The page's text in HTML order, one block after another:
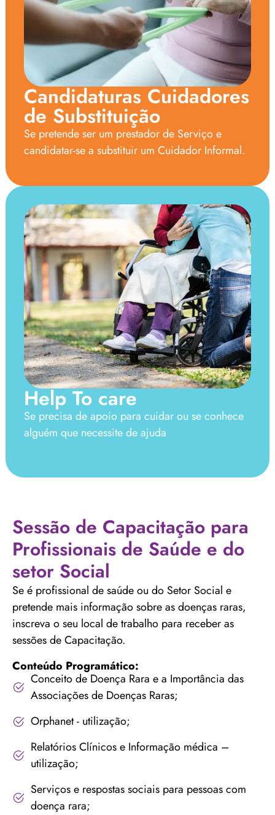
Candidaturas Cuidadores
de Substituição
Se pretende ser um prestador de Serviço e
candidatar-se a substituir um Cuidador Informal.
Help To care
Se precisa de apoio para cuidar ou se conhece
alguém que necessite de ajuda
Sessão de Capacitação para
Profissionais de Saúde e do
setor Social
Se é profissional de saúde ou do Setor Social e
pretende mais informação sobre as doenças raras,
inscreva o seu local de trabalho para receber as
sessões de Capacitação.
Conteúdo Programático:
Conceito de Doença Rara e a Importância das
Associações de Doenças Raras;
Orphanet - utilização;
Relatórios Clínicos e Informação médica –
utilização;
Serviços e respostas sociais para pessoas com
doença rara;